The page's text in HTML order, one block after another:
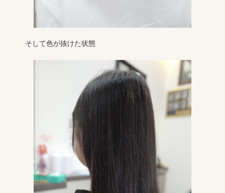
そして色が抜けた状態